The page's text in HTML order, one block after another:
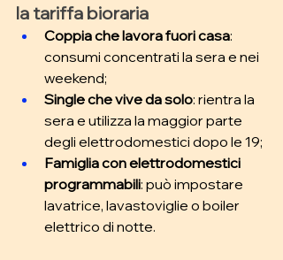
la tariffa bioraria
Coppia che lavora fuori casa:
consumi concentrati la sera e nei
weekend;
Single che vive da solo: rientra la
sera e utilizza la maggior parte
degli elettrodomestici dopo le 19;
Famiglia con elettrodomestici
programmabili: può impostare
lavatrice, lavastoviglie o boiler
elettrico di notte.